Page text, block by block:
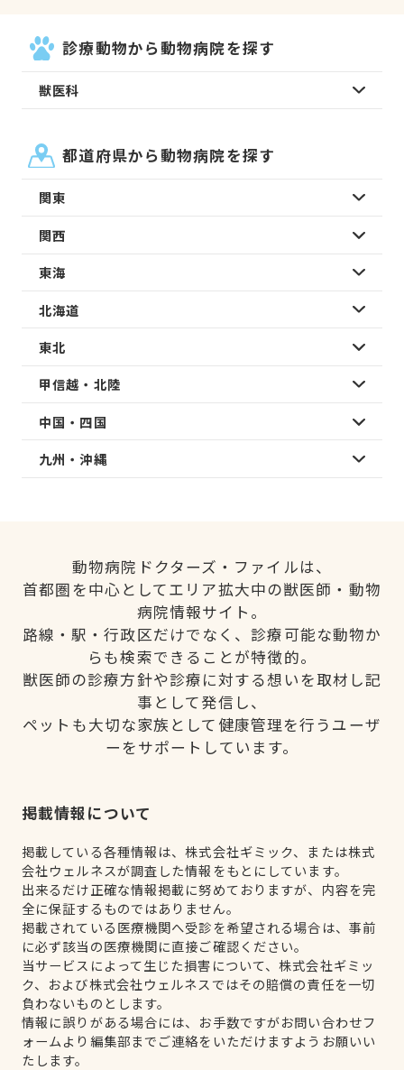
診療動物から動物病院を探す
獣医科
都道府県から動物病院を探す
関東
関西
東海
北海道
東北
甲信越・北陸
中国・四国
九州・沖縄
動物病院ドクターズ・ファイルは、
首都圏を中心としてエリア拡大中の獣医師・動物
病院情報サイト。
路線・駅・行政区だけでなく、診療可能な動物か
らも検索できることが特徴的。
獣医師の診療方針や診療に対する想いを取材し記
事として発信し、
ペットも大切な家族として健康管理を行うユーザ
ーをサポートしています。
掲載情報について
掲載している各種情報は、株式会社ギミック、または株式
会社ウェルネスが調査した情報をもとにしています。
出来るだけ正確な情報掲載に努めておりますが、内容を完
全に保証するものではありません。
掲載されている医療機関へ受診を希望される場合は、事前
に必ず該当の医療機関に直接ご確認ください。
当サービスによって生じた損害について、株式会社ギミッ
ク、および株式会社ウェルネスではその賠償の責任を一切
負わないものとします。
情報に誤りがある場合には、お手数ですがお問い合わせフ
ォームより編集部までご連絡をいただけますようお願いい
たします。